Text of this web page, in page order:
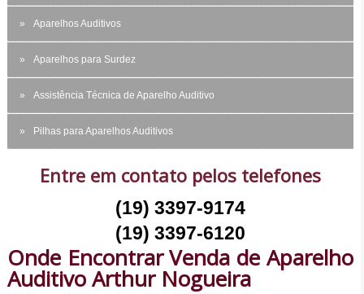
Aparelhos Auditivos
Aparelhos para Surdez
Assistência Técnica de Aparelho Auditivo
Pilhas para Aparelhos Auditivos
Entre em contato pelos telefones
(19) 3397-9174
(19) 3397-6120
Onde Encontrar Venda de Aparelho
Auditivo Arthur Nogueira